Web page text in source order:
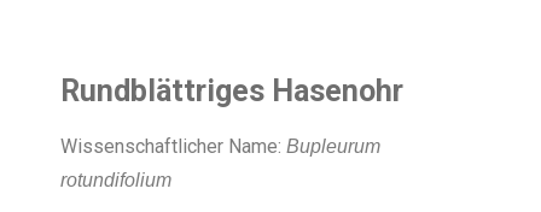
Rundblättriges Hasenohr
Wissenschaftlicher Name: Bupleurum
rotundifolium